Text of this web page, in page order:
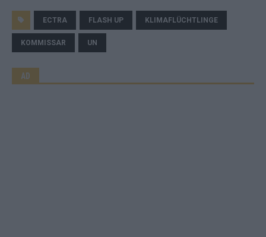
ECTRA FLASH UP KLIMAFLÜCHTLINGE
KOMMISSAR UN
AD